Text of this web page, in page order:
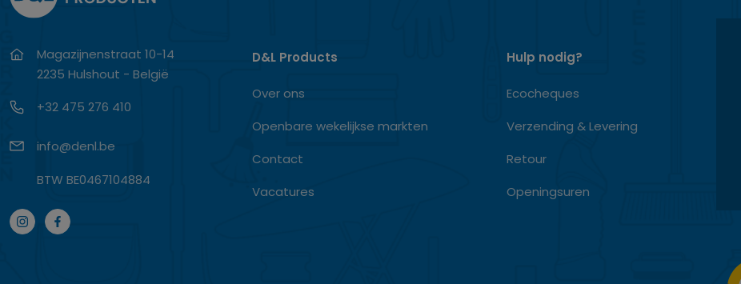
Magazijnenstraat 10-14
2235 Hulshout - België
+32 475 276 410
info@denl.be
BTW BE0467104884
D&L Products
Over ons
Openbare wekelijkse markten
Contact
Vacatures
Hulp nodig?
Ecocheques
Verzending & Levering
Retour
Openingsuren